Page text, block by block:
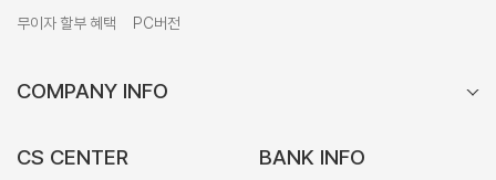
무이자 할부 혜택
PC버전
COMPANY INFO
CS CENTER BANK INFO